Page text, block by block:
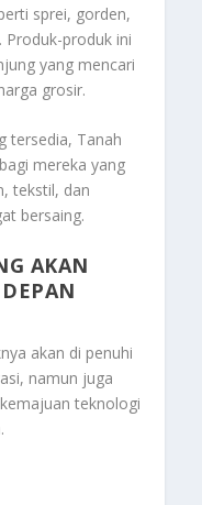
sprei, gorden,
Produk-produk ini
yang mencari
grosir.
tersedia, Tanah
mereka yang
tekstil, dan
bersaing.
AKAN
akan di penuhi
namun juga
teknologi